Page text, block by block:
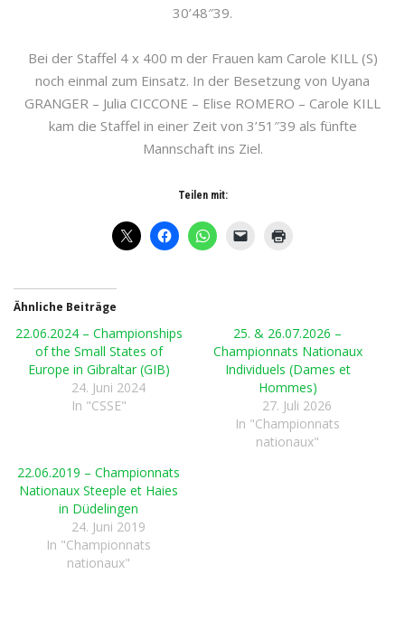
30’48″39.
Bei der Staffel 4 x 400 m der Frauen kam Carole KILL (S)
noch einmal zum Einsatz. In der Besetzung von Uyana
GRANGER – Julia CICCONE – Elise ROMERO – Carole KILL
kam die Staffel in einer Zeit von 3’51″39 als fünfte
Mannschaft ins Ziel.
Teilen mit:
Ähnliche Beiträge
22.06.2024 – Championships
of the Small States of
Europe in Gibraltar (GIB)
24. Juni 2024
In "CSSE"
25. & 26.07.2026 –
Championnats Nationaux
Individuels (Dames et
Hommes)
27. Juli 2026
In "Championnats
nationaux"
22.06.2019 – Championnats
Nationaux Steeple et Haies
in Düdelingen
24. Juni 2019
In "Championnats
nationaux"